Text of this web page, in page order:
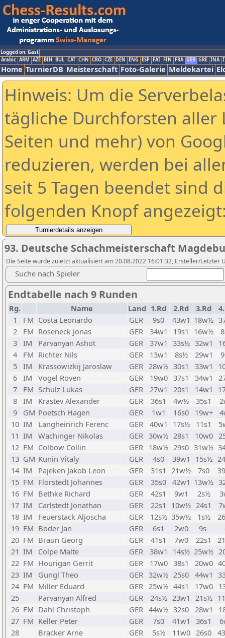
Logged on: Gast
Arabic ARM AZE BIH BUL CAT CHN CRO CZE DEN ENG ESP FAI FIN FRA GER GRE INA
Home TurnierDB Meisterschaft Foto-Galerie Meldekartei
Hinweis: Um die
tägliche Durchforsten aller
Seiten und mehr) von
reduzieren, werden bei
seit 5 Tagen beendet sind
folgenden Knopf
93. Deutsche Schachmeisterschaft
Die Seite wurde zuletzt aktualisiert am 20.08.2022 16:01:32, Ersteller/Letzter
Suche nach Spieler
Endtabelle nach 9 Runden
Rg. Name Land 1.Rd 2.Rd 3.Rd
1
FM Costa Leonardo GER 9s0 43w1 18w½
2
FM Roseneck Jonas GER 34w1 19s1 16w½
3 IM Parvanyan Ashot GER 37w1 33s½ 32w1
4
FM Richter Nils GER 13w1 8s½ 29w1
5 IM Krassowizkij Jaroslaw GER 28w½ 30s1 33w1
6 IM Vogel Roven GER 19w0 37s1 34w1
7
FM Schulz Lukas GER 27w1 20s1 14w1
8 IM Krastev Alexander GER 36s1 4w½ 35s1
9
GM Poetsch Hagen GER 1w1 16s0 19w+
10 IM Langheinrich Ferenc GER 40w1 17s½ 11s1
11 IM Wachinger Nikolas GER 30w½ 28s1 10w0
12 FM Colbow Collin GER 18w½ 29s0 31w½
13 GM Kunin Vitaly GER 4s0 39w1 15s½
14 IM Pajeken Jakob Leon GER 31s1 21w½ 7s0
15 FM Florstedt Johannes GER 35s0 42w1 13w½
16 FM Bethke Richard GER 42s1 9w1 2s½
17 IM Carlstedt Jonathan GER 22s1 10w½ 24s1
18 IM Feuerstack Aljoscha GER 12s½ 35w½ 1s½
19 FM Boder Jan GER 6s1 2w0 9s-
20 FM Braun Georg GER 41s1 7w0 22s1
21 IM Colpe Malte GER 38w1 14s½ 25w½
22 FM Hourigan Gerrit GER 17w0 38s1 20w0
23 IM Gungl Theo GER 32w½ 25s0 44w1
24 FM Miller Eduard GER 25w½ 44s1 17w0
25
Parvanyan Alfred GER 24s½ 23w1 21s½
26 FM Dahl Christoph GER 44w½ 32s0 28w1
27 FM Keller Peter GER 7s0 41w1 36s1
28
Bracker Arne GER 5s½ 11w0 26s0